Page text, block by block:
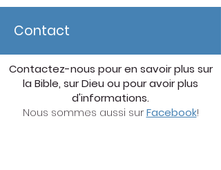
Contact
Contactez-nous pour en savoir plus sur
la Bible, sur Dieu ou pour avoir plus
d'informations.
Nous sommes aussi surFacebook!